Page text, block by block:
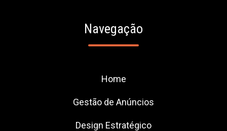
Navegação
Home
Gestão de Anúncios
Design Estratégico